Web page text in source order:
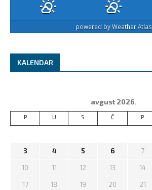
powered byWeather Atlas
KALENDAR
avgust 2026.
P U S Č P
3 4 5 6 7
10 11 12 13 14
17 18 19 20 21